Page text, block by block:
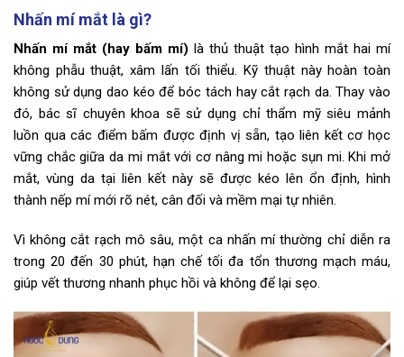
Nhấn mí mắt là gì?
Nhấn mí mắt (hay bấm mí) là thủ thuật tạo hình mắt hai mí
không phẫu thuật, xâm lấn tối thiểu. Kỹ thuật này hoàn toàn
không sử dụng dao kéo để bóc tách hay cắt rạch da. Thay vào
đó, bác sĩ chuyên khoa sẽ sử dụng chỉ thẩm mỹ siêu mảnh
luồn qua các điểm bấm được định vị sẵn, tạo liên kết cơ học
vững chắc giữa da mi mắt với cơ nâng mi hoặc sụn mi. Khi mở
mắt, vùng da tại liên kết này sẽ được kéo lên ổn định, hình
thành nếp mí mới rõ nét, cân đối và mềm mại tự nhiên.
Vì không cắt rạch mô sâu, một ca nhấn mí thường chỉ diễn ra
trong 20 đến 30 phút, hạn chế tối đa tổn thương mạch máu,
giúp vết thương nhanh phục hồi và không để lại sẹo.